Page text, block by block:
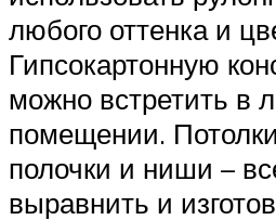
любого оттенка и
Гипсокартонную
можно встретить в
помещении.
полочки и ниши –
выравнить и